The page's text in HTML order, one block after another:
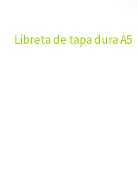
Libreta de tapa dura A5